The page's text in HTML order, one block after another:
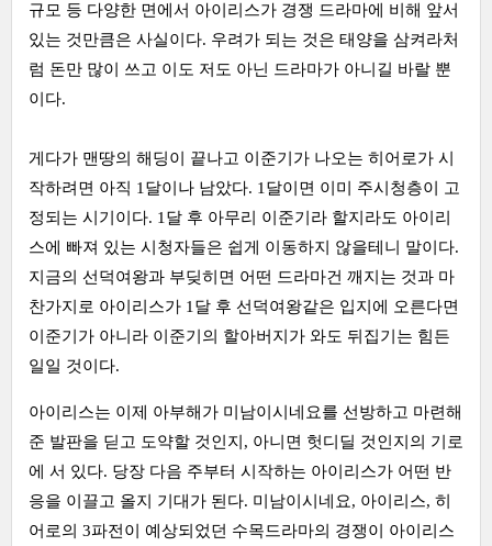
규모 등 다양한 면에서 아이리스가 경쟁 드라마에 비해 앞서
있는 것만큼은 사실이다. 우려가 되는 것은 태양을 삼켜라처
럼 돈만 많이 쓰고 이도 저도 아닌 드라마가 아니길 바랄 뿐
이다.
게다가 맨땅의 해딩이 끝나고 이준기가 나오는 히어로가 시
작하려면 아직 1달이나 남았다. 1달이면 이미 주시청층이 고
정되는 시기이다. 1달 후 아무리 이준기라 할지라도 아이리
스에 빠져 있는 시청자들은 쉽게 이동하지 않을테니 말이다.
지금의 선덕여왕과 부딪히면 어떤 드라마건 깨지는 것과 마
찬가지로 아이리스가 1달 후 선덕여왕같은 입지에 오른다면
이준기가 아니라 이준기의 할아버지가 와도 뒤집기는 힘든
일일 것이다.
아이리스는 이제 아부해가 미남이시네요를 선방하고 마련해
준 발판을 딛고 도약할 것인지, 아니면 헛디딜 것인지의 기로
에 서 있다. 당장 다음 주부터 시작하는 아이리스가 어떤 반
응을 이끌고 올지 기대가 된다. 미남이시네요, 아이리스, 히
어로의 3파전이 예상되었던 수목드라마의 경쟁이 아이리스